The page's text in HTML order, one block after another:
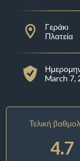
Γεράκι
Πλατεία
March 7,
Τελική
4.7